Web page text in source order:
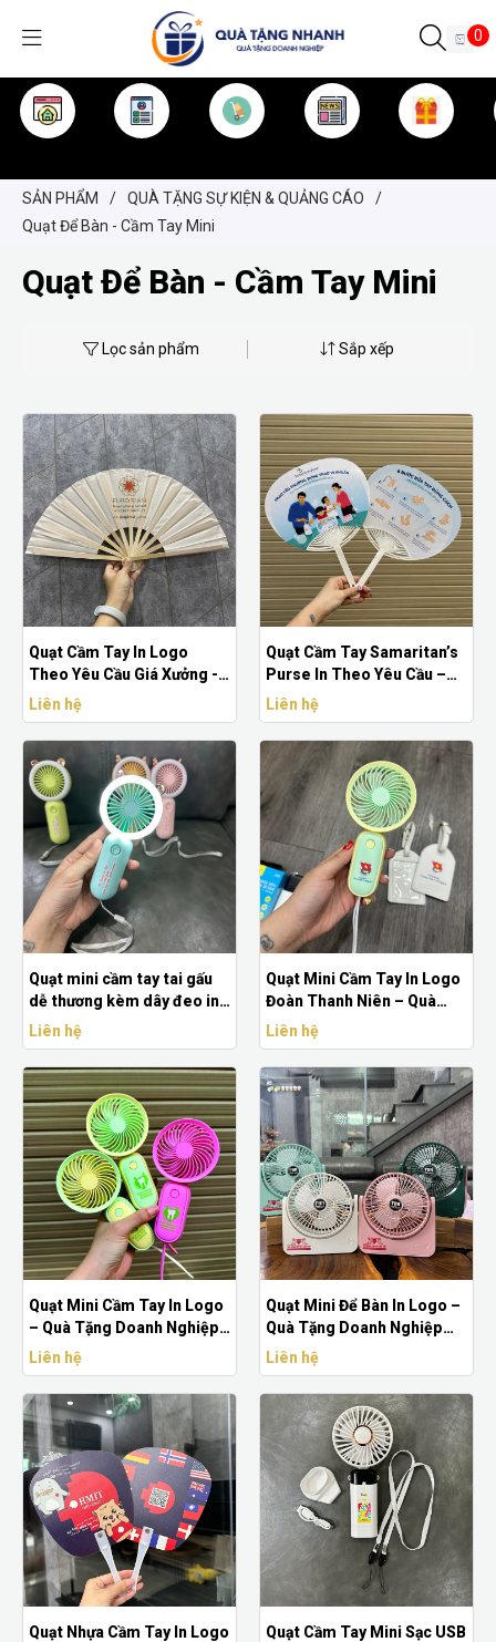
0
SẢN PHẨM / QUÀ TẶNG SỰ KIỆN & QUẢNG CÁO
/
Quạt Để Bàn - Cầm Tay Mini
Quạt Để Bàn - Cầm Tay Mini
Lọc sản phẩm Sắp xếp
Quạt Cầm Tay In Logo
Theo Yêu Cầu Giá Xưởng -
Quạt Tre, Quạt Vải Quảng
Cáo Doanh Nghiệp
Liên hệ
Quạt Cầm Tay Samaritan’s
Purse In Theo Yêu Cầu –
Xưởng Sản Xuất Quạt Nhựa
Quảng Cáo
Liên hệ
Quạt mini cầm tay tai gấu
dễ thương kèm dây đeo in
logo
Liên hệ
Quạt Mini Cầm Tay In Logo
Đoàn Thanh Niên – Quà
Tặng Sự Kiện Giá Rẻ
Liên hệ
Quạt Mini Cầm Tay In Logo
– Quà Tặng Doanh Nghiệp
Giá Rẻ
Liên hệ
Quạt Mini Để Bàn In Logo –
Quà Tặng Doanh Nghiệp
Tiện Ích
Liên hệ
Quạt Nhựa Cầm Tay In Logo
Quạt Cầm Tay Mini Sạc USB